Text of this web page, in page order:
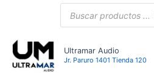
Ultramar Audio
Jr. Paruro 1401 Tienda 120